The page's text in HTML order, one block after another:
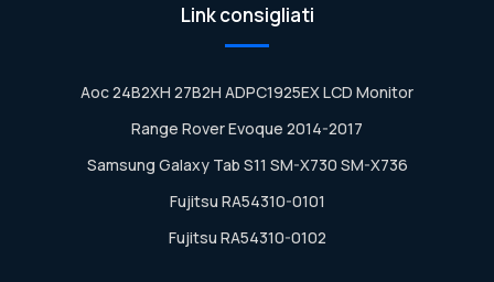
Link consigliati
Aoc 24B2XH 27B2H ADPC1925EX LCD Monitor
Range Rover Evoque 2014-2017
Samsung Galaxy Tab S11 SM-X730 SM-X736
Fujitsu RA54310-0101
Fujitsu RA54310-0102